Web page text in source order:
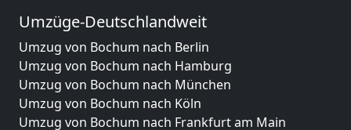
Umzüge-Deutschlandweit
Umzug von Bochum nach Berlin
Umzug von Bochum nach Hamburg
Umzug von Bochum nach München
Umzug von Bochum nach Köln
Umzug von Bochum nach Frankfurt am Main